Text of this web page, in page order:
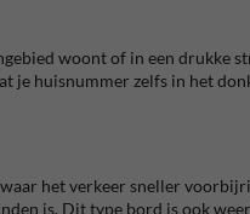
woont of in een drukke
je huisnummer zelfs in het
het verkeer sneller
is. Dit type bord is ook